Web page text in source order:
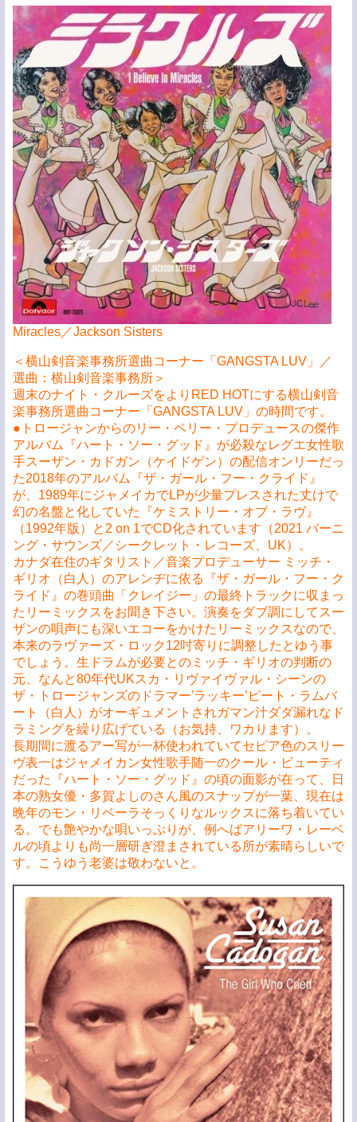
Miracles／Jackson Sisters
＜横山剣音楽事務所選曲コーナー「GANGSTA LUV」／
選曲：横山剣音楽事務所＞
週末のナイト・クルーズをよりRED HOTにする横山剣音
楽事務所選曲コーナー「GANGSTA LUV」の時間です。
●トロージャンからのリー・ペリー・プロデュースの傑作
アルバム『ハート・ソー・グッド』が必殺なレグエ女性歌
手スーザン・カドガン（ケイドゲン）の配信オンリーだっ
た2018年のアルバム『ザ・ガール・フー・クライド』
が、1989年にジャメイカでLPが少量プレスされた丈けで
幻の名盤と化していた『ケミストリー・オブ・ラヴ』
（1992年版）と2 on 1でCD化されています（2021 バーニ
ング・サウンズ／シークレット・レコーズ、UK）。
カナダ在住のギタリスト／音楽プロデューサー ミッチ・
ギリオ（白人）のアレンヂに依る『ザ・ガール・フー・ク
ライド』の巻頭曲「クレイジー」の最終トラックに収まっ
たリーミックスをお聞き下さい。演奏をダブ調にしてスー
ザンの唄声にも深いエコーをかけたリーミックスなので、
本来のラヴァーズ・ロック12吋寄りに調整したとゆう事
でしょう。生ドラムが必要とのミッチ・ギリオの判断の
元、なんと80年代UKスカ・リヴァイヴァル・シーンの
ザ・トロージャンズのドラマー'ラッキー’ピート・ラムバ
ート（白人）がオーギュメントされガマン汁ダダ漏れなド
ラミングを繰り広げている（お気持、ワカります）。
長期間に渡るアー写が一杯使われていてセピア色のスリー
ヴ表一はジャメイカン女性歌手随一のクール・ビューティ
だった『ハート・ソー・グッド』の頃の面影が在って、日
本の熟女優・多賀よしのさん風のスナップが一葉、現在は
晩年のモン・リベーラそっくりなルックスに落ち着いてい
る。でも艶やかな唄いっぷりが、例へばアリーワ・レーベ
ルの頃よりも尚一層研ぎ澄まされている所が素晴らしいで
す。こうゆう老婆は敬わないと。